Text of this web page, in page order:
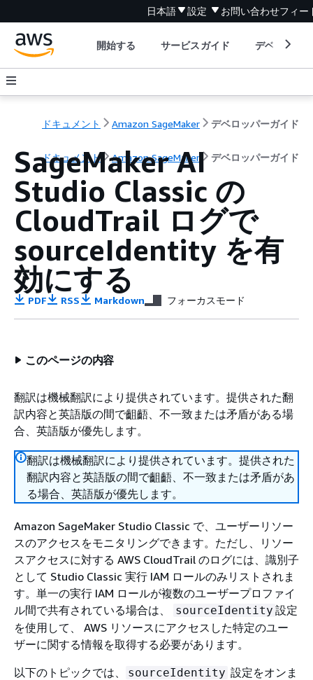
日本語 設定 お問い合わせフィー
開始する サービスガイド デベロッパ
ドキュメント Amazon SageMaker デベロッパーガイド
ドキュメント Amazon SageMaker デベロッパーガイド
SageMaker AI
Studio Classic の
CloudTrail ログで
sourceIdentity を有
効にする
PDF RSS Markdown フォーカスモード
このページの内容
翻訳は機械翻訳により提供されています。提供された翻
訳内容と英語版の間で齟齬、不一致または矛盾がある場
合、英語版が優先します。
翻訳は機械翻訳により提供されています。提供された
翻訳内容と英語版の間で齟齬、不一致または矛盾があ
る場合、英語版が優先します。
Amazon SageMaker Studio Classic で、ユーザーリソー
スのアクセスをモニタリングできます。ただし、リソー
スアクセスに対する AWS CloudTrail のログには、識別子
として Studio Classic 実行 IAM ロールのみリストされま
す。単一の実行 IAM ロールが複数のユーザープロファイ
ル間で共有されている場合は、
sourceIdentity 設定
を使用して、 AWS リソースにアクセスした特定のユー
ザーに関する情報を取得する必要があります。
以下のトピックでは、
sourceIdentity 設定をオンま